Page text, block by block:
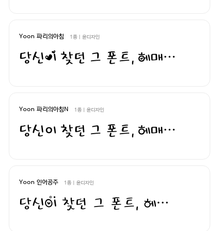
Yoon 파리의아침 1종 | 윤디자인
당신이 찾던 그 폰트, 헤매지 말고 바로 폰코!
Yoon 파리의아침N 1종 | 윤디자인
당신이 찾던 그 폰트, 헤매지 말고 바로 폰코!
Yoon 인어공주 1종 | 윤디자인
당신이 찾던 그 폰트, 헤매지 말고 바로 폰코!